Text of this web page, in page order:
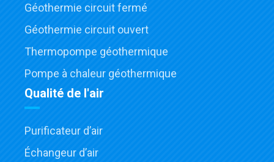
Géothermie circuit fermé
Géothermie circuit ouvert
Thermopompe géothermique
Pompe à chaleur géothermique
Qualité de l'air
Purificateur d’air
Échangeur d’air